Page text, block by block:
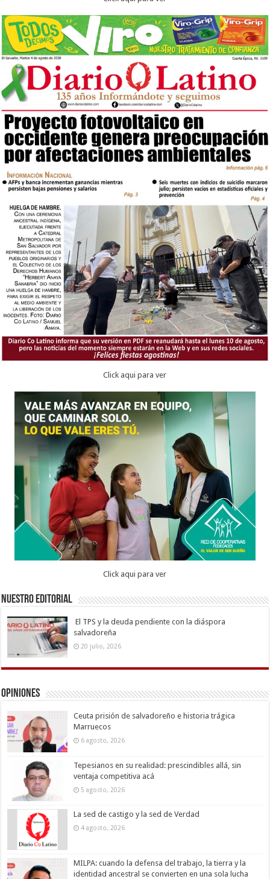
Click aqui para ver
Click aqui para ver
Nuestro Editorial
El TPS y la deuda pendiente con la diáspora
salvadoreña
20 julio, 2026
Opiniones
Ceuta prisión de salvadoreño e historia trágica
Marruecos
6 agosto, 2026
Tepesianos en su realidad: prescindibles allá, sin
ventaja competitiva acá
5 agosto, 2026
La sed de castigo y la sed de Verdad
4 agosto, 2026
MILPA: cuando la defensa del trabajo, la tierra y la
identidad ancestral se convierten en una sola lucha